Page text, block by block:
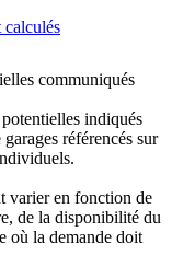
calculés
communiqués
indiqués
référencés sur
varier en fonction de
de la disponibilité du
où la demande doit